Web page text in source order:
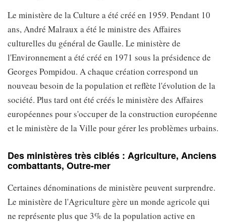
Le ministère de la Culture a été créé en 1959. Pendant 10
ans, André Malraux a été le ministre des Affaires
culturelles du général de Gaulle. Le ministère de
l'Environnement a été créé en 1971 sous la présidence de
Georges Pompidou. A chaque création correspond un
nouveau besoin de la population et reflète l'évolution de la
société. Plus tard ont été créés le ministère des Affaires
européennes pour s'occuper de la construction européenne
et le ministère de la Ville pour gérer les problèmes urbains.
Des ministères très ciblés : Agriculture, Anciens
combattants, Outre-mer
Certaines dénominations de ministère peuvent surprendre.
Le ministère de l'Agriculture gère un monde agricole qui
ne représente plus que 3% de la population active en